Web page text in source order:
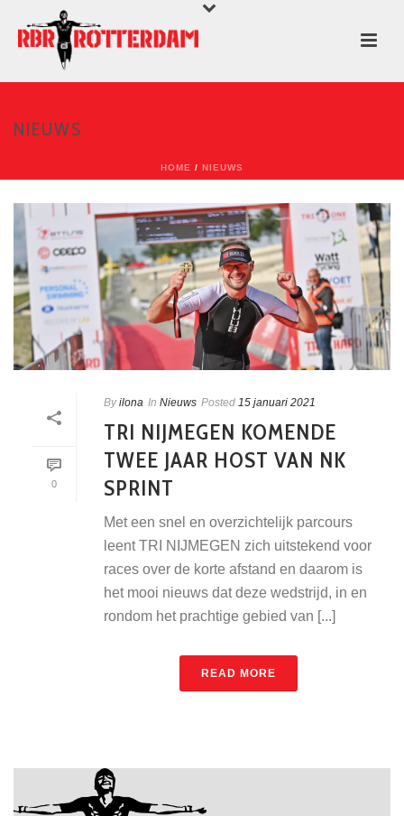
NIEUWS
HOME / NIEUWS
0
By ilona In Nieuws Posted 15 januari 2021
TRI NIJMEGEN KOMENDE
TWEE JAAR HOST VAN NK
SPRINT
Met een snel en overzichtelijk parcours
leent TRI NIJMEGEN zich uitstekend voor
races over de korte afstand en daarom is
het mooi nieuws dat deze wedstrijd, in en
rondom het prachtige gebied van [...]
READ MORE